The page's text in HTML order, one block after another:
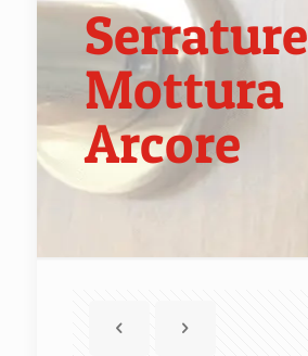
Serrature
Mottura
Arcore